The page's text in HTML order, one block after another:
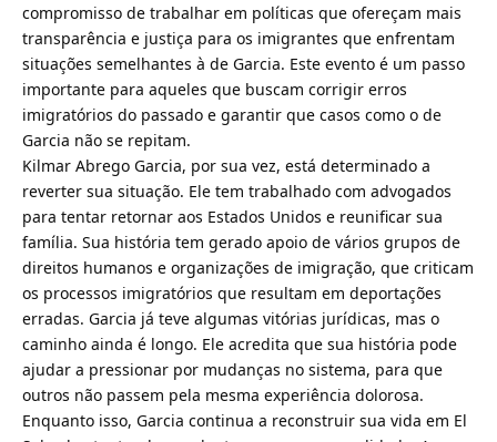
compromisso de trabalhar em políticas que ofereçam mais
transparência e justiça para os imigrantes que enfrentam
situações semelhantes à de Garcia. Este evento é um passo
importante para aqueles que buscam corrigir erros
imigratórios do passado e garantir que casos como o de
Garcia não se repitam.
Kilmar Abrego Garcia, por sua vez, está determinado a
reverter sua situação. Ele tem trabalhado com advogados
para tentar retornar aos Estados Unidos e reunificar sua
família. Sua história tem gerado apoio de vários grupos de
direitos humanos e organizações de imigração, que criticam
os processos imigratórios que resultam em deportações
erradas. Garcia já teve algumas vitórias jurídicas, mas o
caminho ainda é longo. Ele acredita que sua história pode
ajudar a pressionar por mudanças no sistema, para que
outros não passem pela mesma experiência dolorosa.
Enquanto isso, Garcia continua a reconstruir sua vida em El